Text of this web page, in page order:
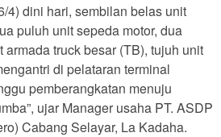
4) dini hari, sembilan belas unit
puluh unit sepeda motor, dua
armada truck besar (TB), tujuh unit
di pelataran terminal
pemberangkatan menuju
ujar Manager usaha PT. ASDP
Cabang Selayar, La Kadaha.